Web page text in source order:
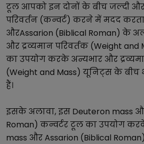
टूल आपको इन दोनों के बीच जल्दी
परिवर्तन (कन्वर्ट) करने में मदद करता
औरAssarion (Biblical Roman) के
और द्रव्यमान परिवर्तक (Weight and
का उपयोग करके अन्यभार और
(Weight and Mass) यूनिट्स के बीच
हैं।
इसके अलावा, इस Deuteron mass
Roman) कन्वर्टर टूल का उपयोग
mass औरAssarion (Biblical Roman)